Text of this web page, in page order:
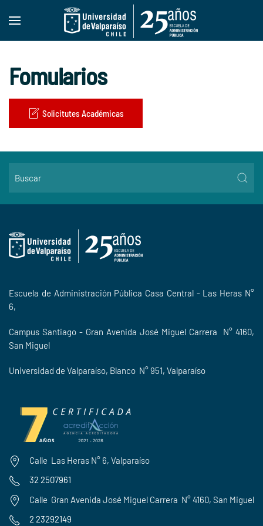
Skip to main content
Fomularios
Solicitutes Académicas
Escuela de Administración Pública Casa Central - Las Heras N°
6,
Campus Santiago - Gran Avenida José Miguel Carrera N° 4160,
San Miguel
Universidad de Valparaíso, Blanco N° 951, Valparaíso
Calle Las Heras N° 6, Valparaíso
32 2507961
Calle Gran Avenida José Miguel Carrera N° 4160, San Miguel
2 23292149